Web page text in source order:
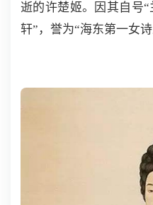
逝的许楚姬。因其自号
轩”，誉为“海东第一女诗